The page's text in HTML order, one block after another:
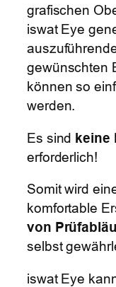
grafischen
iswat Eye
gewünschten
können so
werden.
Es sind keine
erforderlich!
Somit wird
komfortable
von
selbst
iswat Eye